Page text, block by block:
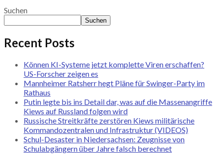
Suchen
Suchen
Recent Posts
Können KI-Systeme jetzt komplette Viren erschaffen?
US-Forscher zeigen es
Mannheimer Ratsherr hegt Pläne für Swinger-Party im
Rathaus
Putin legte bis ins Detail dar, was auf die Massenangriffe
Kiews auf Russland folgen wird
Russische Streitkräfte zerstören Kiews militärische
Kommandozentralen und Infrastruktur (VIDEOS)
Schul-Desaster in Niedersachsen: Zeugnisse von
Schulabgängern über Jahre falsch berechnet